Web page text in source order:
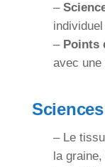
–
– Points
avec une
– Le
la